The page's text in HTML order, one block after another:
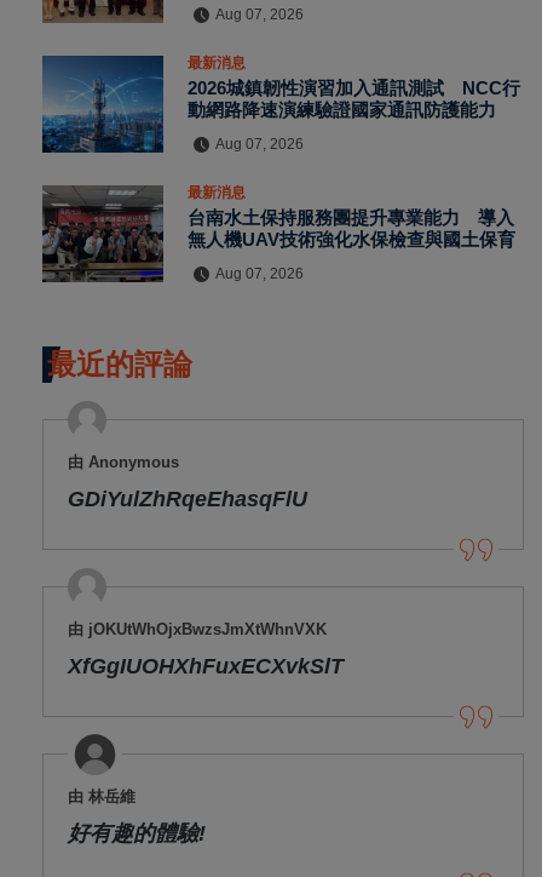
Aug 07, 2026
最新消息
2026城鎮韌性演習加入通訊測試 NCC行
動網路降速演練驗證國家通訊防護能力
Aug 07, 2026
最新消息
台南水土保持服務團提升專業能力 導入
無人機UAV技術強化水保檢查與國土保育
Aug 07, 2026
最近的評論
由 Anonymous
GDiYulZhRqeEhasqFlU
由 jOKUtWhOjxBwzsJmXtWhnVXK
XfGgIUOHXhFuxECXvkSlT
由 林岳維
好有趣的體驗!